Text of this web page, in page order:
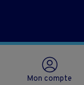
Mon compte